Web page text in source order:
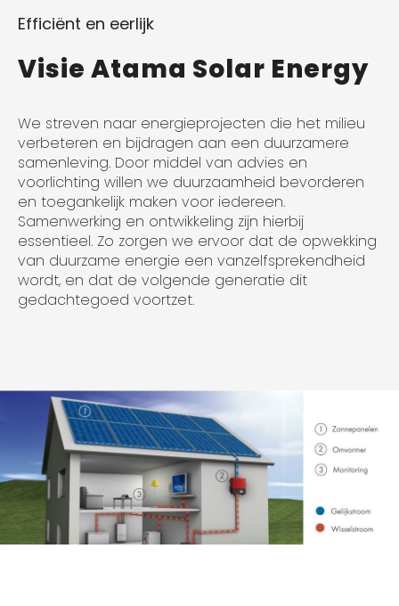
Efficiënt en eerlijk
Visie Atama Solar Energy
We streven naar energieprojecten die het milieu
verbeteren en bijdragen aan een duurzamere
samenleving. Door middel van advies en
voorlichting willen we duurzaamheid bevorderen
en toegankelijk maken voor iedereen.
Samenwerking en ontwikkeling zijn hierbij
essentieel. Zo zorgen we ervoor dat de opwekking
van duurzame energie een vanzelfsprekendheid
wordt, en dat de volgende generatie dit
gedachtegoed voortzet.